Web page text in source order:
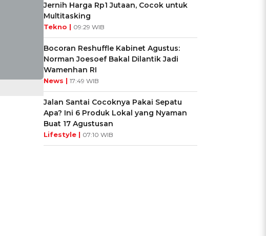
Jernih Harga Rp1 Jutaan, Cocok untuk
Multitasking
Tekno | 09:29 WIB
Bocoran Reshuffle Kabinet Agustus:
Norman Joesoef Bakal Dilantik Jadi
Wamenhan RI
News | 17:49 WIB
Jalan Santai Cocoknya Pakai Sepatu
Apa? Ini 6 Produk Lokal yang Nyaman
Buat 17 Agustusan
Lifestyle | 07:10 WIB